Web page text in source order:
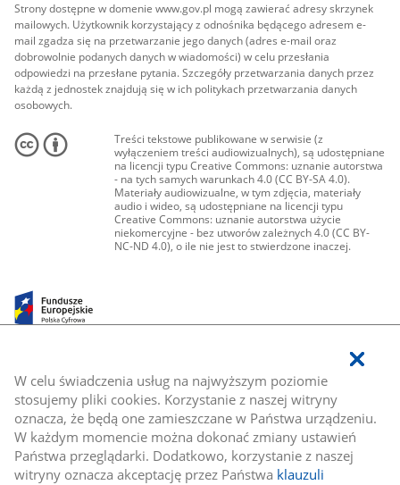
W celu świadczenia usług na najwyższym poziomie
stosujemy pliki cookies. Korzystanie z naszej witryny
oznacza, że będą one zamieszczane w Państwa urządzeniu.
W każdym momencie można dokonać zmiany ustawień
Państwa przeglądarki. Dodatkowo, korzystanie z naszej
witryny oznacza akceptację przez Państwa klauzuli
Strony dostępne w domenie www.gov.pl mogą zawierać adresy skrzynek
mailowych. Użytkownik korzystający z odnośnika będącego adresem e-
mail zgadza się na przetwarzanie jego danych (adres e-mail oraz
dobrowolnie podanych danych w wiadomości) w celu przesłania
odpowiedzi na przesłane pytania. Szczegóły przetwarzania danych przez
każdą z jednostek znajdują się w ich politykach przetwarzania danych
osobowych.
Treści tekstowe publikowane w serwisie (z
wyłączeniem treści audiowizualnych), są udostępniane
na licencji typu Creative Commons: uznanie autorstwa
- na tych samych warunkach 4.0 (CC BY-SA 4.0).
Materiały audiowizualne, w tym zdjęcia, materiały
audio i wideo, są udostępniane na licencji typu
Creative Commons: uznanie autorstwa użycie
niekomercyjne - bez utworów zależnych 4.0 (CC BY-
NC-ND 4.0), o ile nie jest to stwierdzone inaczej.